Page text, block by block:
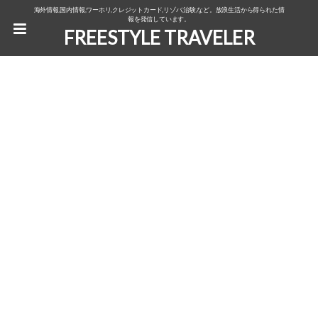
海外情報,国内情報,ワーホリ,クレジットカード,リゾバ,治験,など。放浪生活から得られた情
報を発信しています。
FREESTYLE TRAVELER